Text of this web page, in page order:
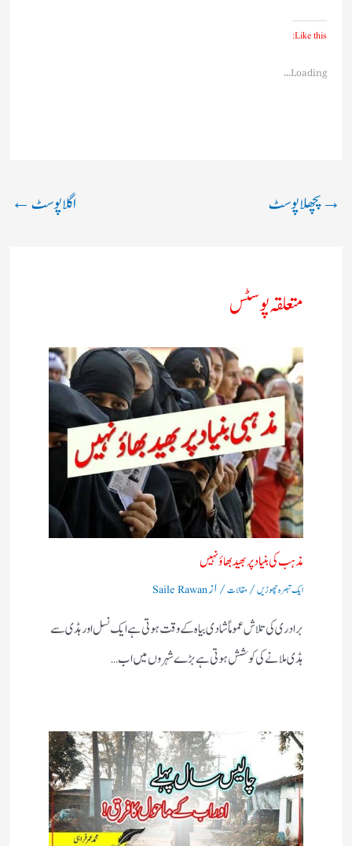
Like this:
Loading...
→پچھلا پوسٹ اگلا پوسٹ←
متعلقہ پوسٹس
مذہب کی بنیاد پر بھید بھاؤ نہیں​
ایک تبصرہ چھوڑیں/مقالات/ ازSaile Rawan
برادری کی تلاش عموماً شادی بیاہ کے وقت ہوتی ہے ایک نسل اور ہڈی سے
ہڈی ملانے کی کوشش ہوتی ہے بڑے شہروں میں اب…